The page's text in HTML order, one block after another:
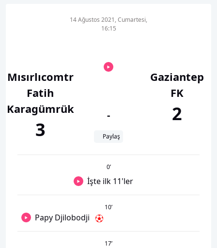
Mısırlıcomtr
Fatih
Karagümrük
3
14 Ağustos 2021, Cumartesi,
16:15
-
Paylaş
Gaziantep
FK
2
0’
İşte ilk 11'ler
10’
Papy Djilobodji
17’